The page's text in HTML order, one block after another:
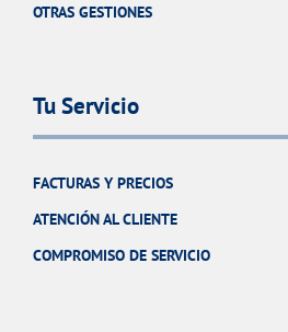
OTRAS GESTIONES
Tu Servicio
FACTURAS Y PRECIOS
ATENCIÓN AL CLIENTE
COMPROMISO DE SERVICIO